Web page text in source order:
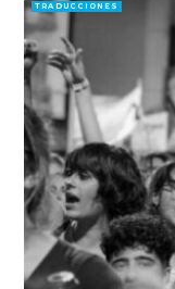
TRADUCCIONES